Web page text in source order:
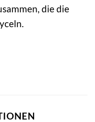
die die